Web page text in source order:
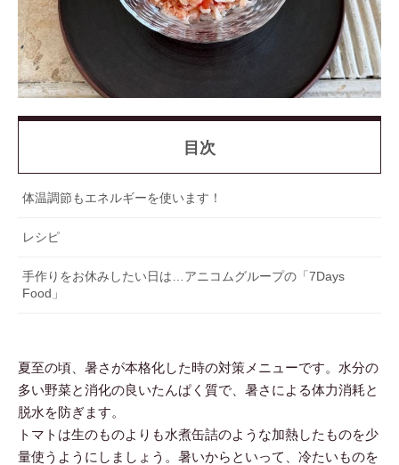
目次
体温調節もエネルギーを使います！
レシピ
手作りをお休みしたい日は…アニコムグループの「7Days
Food」
夏至の頃、暑さが本格化した時の対策メニューです。水分の
多い野菜と消化の良いたんぱく質で、暑さによる体力消耗と
脱水を防ぎます。
トマトは生のものよりも水煮缶詰のような加熱したものを少
量使うようにしましょう。暑いからといって、冷たいものを